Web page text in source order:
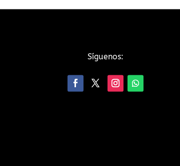
Síguenos: